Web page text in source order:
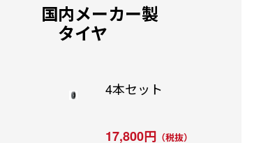
国内メーカー製
タイヤ
4本セット
17,800円 （税抜）